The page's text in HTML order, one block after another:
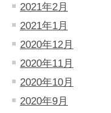
2021年2月
2021年1月
2020年12月
2020年11月
2020年10月
2020年9月